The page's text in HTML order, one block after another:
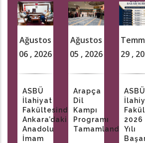
Ağustos
06 , 2026
ASBÜ
İlahiyat
Fakültesinden
Ankara’daki
Anadolu
İmam
Ağustos
05 , 2026
Arapça
Dil
Kampı
Programı
Tamamlandı
29 ,
ASBÜ
2026
Yılı